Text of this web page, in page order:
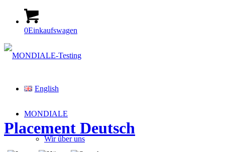
0Einkaufswagen
English
MONDIALE
Wir über uns
Placement Deutsch